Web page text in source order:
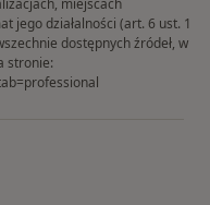
miejscach
jego działalności (art. 6 ust. 1
dostępnych źródeł, w
stronie: